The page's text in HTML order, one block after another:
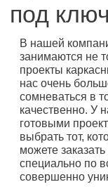
под
В нашей
занимаются не
проекты
нас очень
сомневаться в
качественно. У
готовыми
выбрать тот,
можете
специально по
совершенно